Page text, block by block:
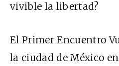
vivible la libertad?
El Primer Encuentro
la ciudad de México